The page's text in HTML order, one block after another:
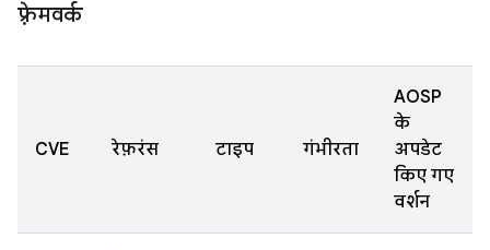
फ़्रेमवर्क
CVE रेफ़रंस टाइप गंभीरता
AOSP
के
अपडेट
किए गए
वर्शन